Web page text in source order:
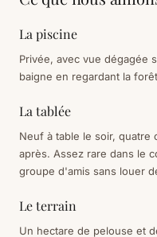
La piscine
Privée, avec vue dégagée
baigne en regardant la
La tablée
Neuf à table le soir,
après. Assez rare dans le
groupe d'amis sans louer
Le terrain
Un hectare de pelouse et